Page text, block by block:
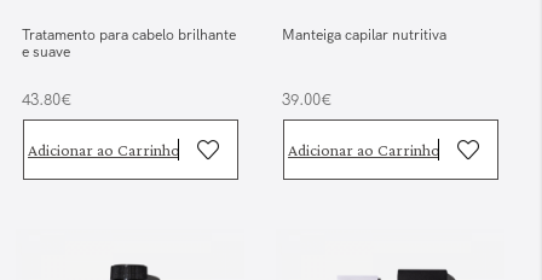
Tratamento para cabelo brilhante
e suave
43.80€
Adicionar ao Carrinho
Manteiga capilar nutritiva
39.00€
Adicionar ao Carrinho